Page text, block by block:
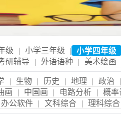
级 | 小学三年级 | 小学四年级
研辅导 | 外语语种 | 美术绘画
| 生物 | 历史 | 地理 | 政治 |
画 | 中国画 | 电路分析 | 概率
办公软件 | 文科综合 | 理科综合